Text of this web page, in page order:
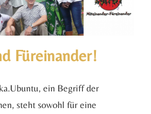
Produkte
Warenkorb.
Füreinander!
ein Begriff der
steht sowohl für eine